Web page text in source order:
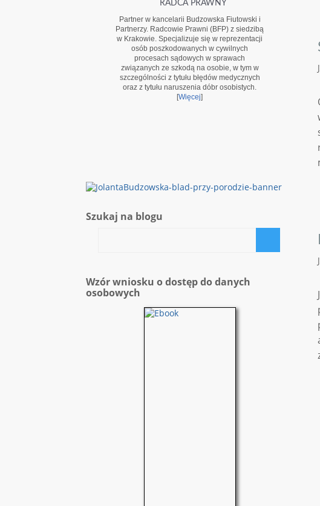
RADCA PRAWNY
Partner w kancelarii Budzowska Fiutowski i
Partnerzy. Radcowie Prawni (BFP) z siedzibą
w Krakowie. Specjalizuje się w reprezentacji
osób poszkodowanych w cywilnych
procesach sądowych w sprawach
związanych ze szkodą na osobie, w tym w
szczególności z tytułu błędów medycznych
oraz z tytułu naruszenia dóbr osobistych.
[Więcej]
Szukaj na blogu
Wzór wniosku o dostęp do danych
osobowych